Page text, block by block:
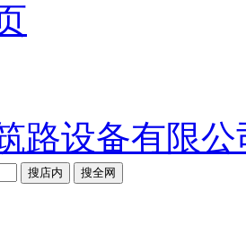
路设备有限公
搜店内 搜全网